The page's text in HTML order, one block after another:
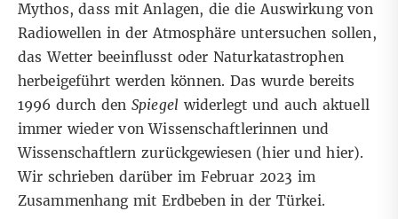
Mythos, dass mit Anlagen, die die Auswirkung von
Radiowellen in der Atmosphäre untersuchen sollen,
das Wetter beeinflusst oder Naturkatastrophen
herbeigeführt werden können. Das wurde bereits
1996 durch denSpiegel widerlegt und auch aktuell
immer wieder von Wissenschaftlerinnen und
Wissenschaftlern zurückgewiesen (hierundhier).
Wir schrieben darüber im Februar 2023 im
Zusammenhang mit Erdbeben in der Türkei.